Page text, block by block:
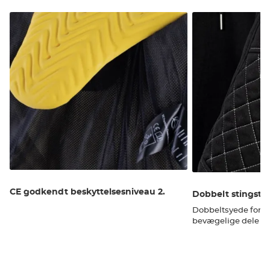
CE godkendt beskyttelsesniveau 2. Dobbelt
Dobbeltsyede
bevægelige dele